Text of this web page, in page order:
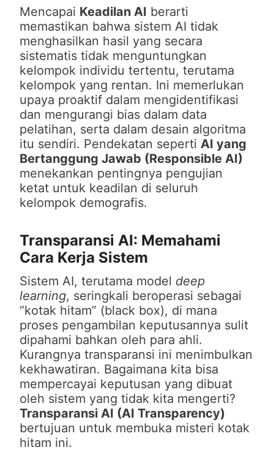
Mencapai Keadilan AI berarti
memastikan bahwa sistem AI tidak
menghasilkan hasil yang secara
sistematis tidak menguntungkan
kelompok individu tertentu, terutama
kelompok yang rentan. Ini memerlukan
upaya proaktif dalam mengidentifikasi
dan mengurangi bias dalam data
pelatihan, serta dalam desain algoritma
itu sendiri. Pendekatan seperti AI yang
Bertanggung Jawab (Responsible AI)
menekankan pentingnya pengujian
ketat untuk keadilan di seluruh
kelompok demografis.
Transparansi AI: Memahami
Cara Kerja Sistem
Sistem AI, terutama model deep
learning, seringkali beroperasi sebagai
“kotak hitam” (black box), di mana
proses pengambilan keputusannya sulit
dipahami bahkan oleh para ahli.
Kurangnya transparansi ini menimbulkan
kekhawatiran. Bagaimana kita bisa
mempercayai keputusan yang dibuat
oleh sistem yang tidak kita mengerti?
Transparansi AI (AI Transparency)
bertujuan untuk membuka misteri kotak
hitam ini.